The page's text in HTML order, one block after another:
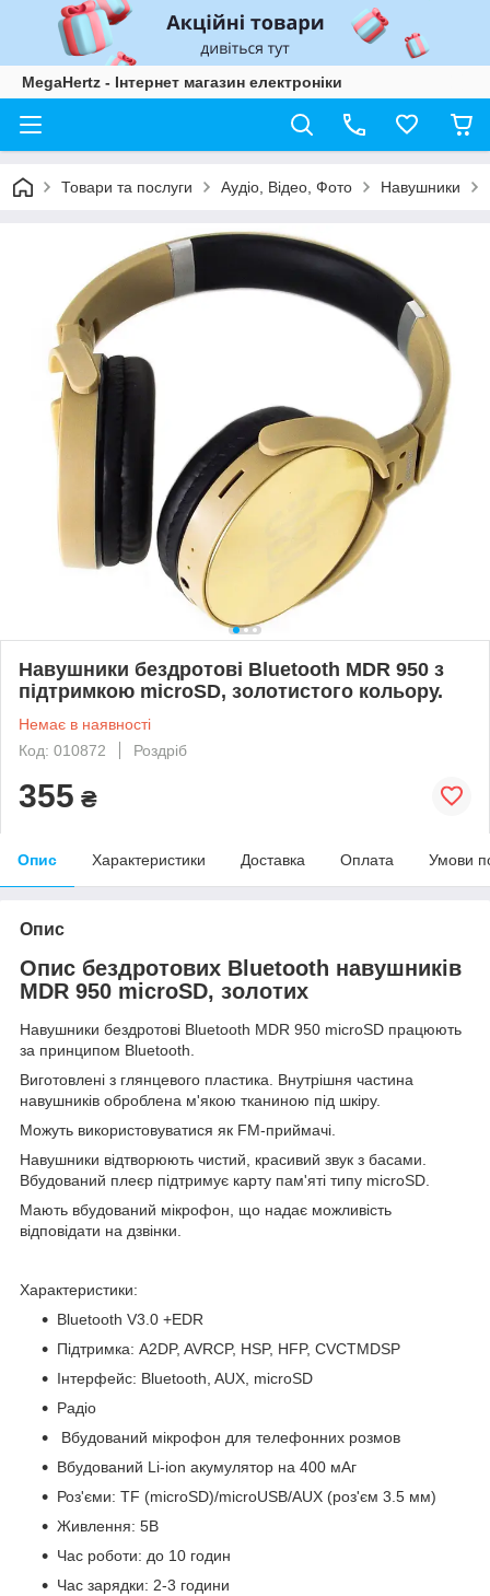
MegaHertz - Інтернет магазин електроніки
Товари та послуги Аудіо, Відео, Фото Навушники
Навушники бездротові Bluetooth MDR 950 з
підтримкою microSD, золотистого кольору.
Немає в наявності
Код: 010872
Роздріб
355 ₴
Опис Характеристики Доставка Оплата Умови
Опис
Опис бездротових Bluetooth навушників
MDR 950 microSD, золотих
Навушники бездротові Bluetooth MDR 950 microSD працюють
за принципом Bluetooth.
Виготовлені з глянцевого пластика. Внутрішня частина
навушників оброблена м'якою тканиною під шкіру.
Можуть використовуватися як FM-приймачі.
Навушники відтворюють чистий, красивий звук з басами.
Вбудований плеєр підтримує карту пам'яті типу microSD.
Мають вбудований мікрофон, що надає можливість
відповідати на дзвінки.
Характеристики:
Bluetooth V3.0 +EDR
Підтримка: A2DP, AVRCP, HSP, HFP, CVCTMDSP
Інтерфейс: Bluetooth, AUX, microSD
Радіо
Вбудований мікрофон для телефонних розмов
Вбудований Li-ion акумулятор на 400 мАг
Роз'єми: TF (microSD)/microUSB/AUX (роз'єм 3.5 мм)
Живлення: 5В
Час роботи: до 10 годин
Час зарядки: 2-3 години